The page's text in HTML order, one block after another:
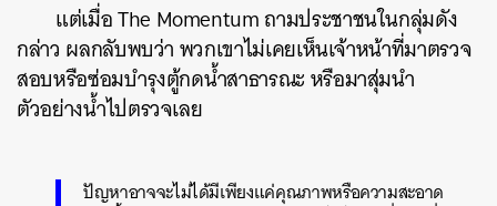
แต่เมื่อ The Momentum ถามประชาชนในกลุ่มดัง
กล่าว ผลกลับพบว่า พวกเขาไม่เคยเห็นเจ้าหน้าที่มาตรวจ
สอบหรือซ่อมบำรุงตู้กดน้ำสาธารณะ หรือมาสุ่มนำ
ตัวอย่างน้ำไปตรวจเลย
ปัญหาอาจจะไม่ได้มีเพียงแค่คุณภาพหรือความสะอาด